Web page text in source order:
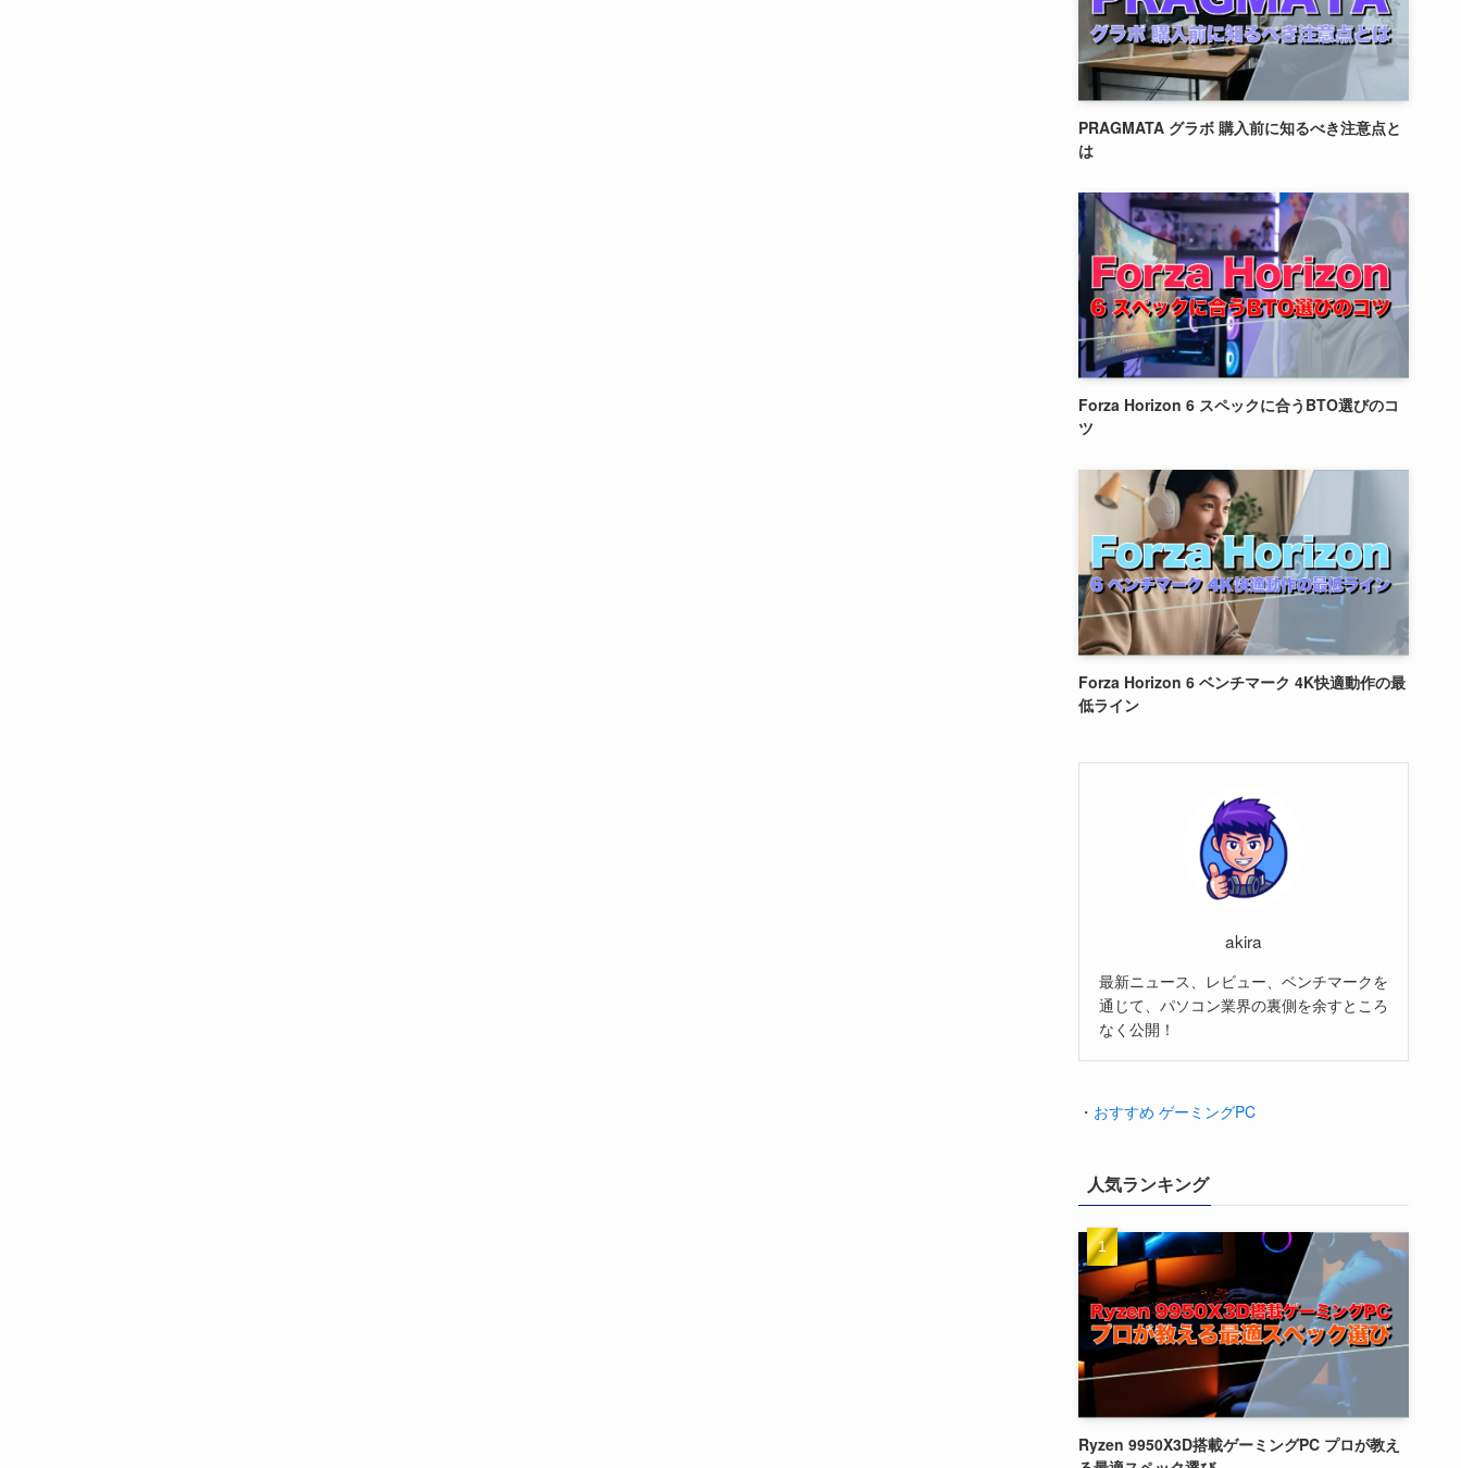
PRAGMATA グラボ 購入前に知るべき注意点と
は
Forza Horizon 6 スペックに合うBTO選びのコ
ツ
Forza Horizon 6 ベンチマーク 4K快適動作の最
低ライン
akira
最新ニュース、レビュー、ベンチマークを
通じて、パソコン業界の裏側を余すところ
なく公開！
・ おすすめ ゲーミングPC
人気ランキング
Ryzen 9950X3D搭載ゲーミングPC プロが教え